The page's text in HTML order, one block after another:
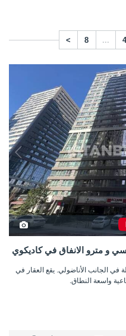
4
...
8
>
و مترو الانفاق في كاديكوي
في الجانب الأناضولي. يقع العقار في
واسعة النطاق.